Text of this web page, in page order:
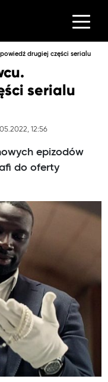
drugiej części serialu
serialu
12:56
epizodów
do oferty